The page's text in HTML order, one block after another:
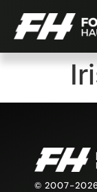
© 2007-